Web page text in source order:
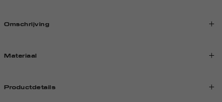
Omschrijving
Materiaal
Productdetails